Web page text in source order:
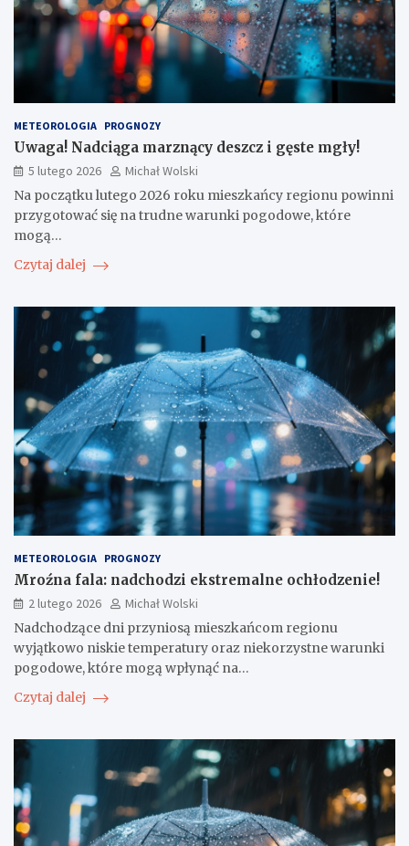
METEOROLOGIA PROGNOZY
Uwaga! Nadciąga marznący deszcz i gęste mgły!
5 lutego 2026
Michał Wolski
Na początku lutego 2026 roku mieszkańcy regionu powinni
przygotować się na trudne warunki pogodowe, które
mogą…
Czytaj dalej
METEOROLOGIA PROGNOZY
Mroźna fala: nadchodzi ekstremalne ochłodzenie!
2 lutego 2026
Michał Wolski
Nadchodzące dni przyniosą mieszkańcom regionu
wyjątkowo niskie temperatury oraz niekorzystne warunki
pogodowe, które mogą wpłynąć na…
Czytaj dalej